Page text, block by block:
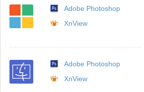
Adobe Photoshop
XnView
Adobe Photoshop
XnView